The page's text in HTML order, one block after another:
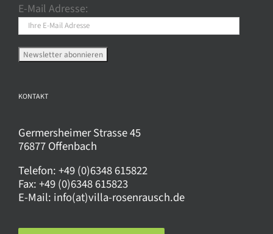
E-Mail Adresse:
KONTAKT
Germersheimer Strasse 45
76877 Offenbach
Telefon:+49 (0)6348 615822
Fax:+49 (0)6348 615823
E-Mail: info(at)villa-rosenrausch.de